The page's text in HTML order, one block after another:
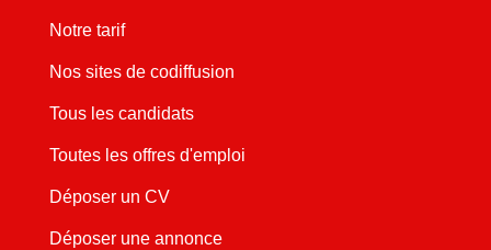
Notre tarif
Nos sites de codiffusion
Tous les candidats
Toutes les offres d'emploi
Déposer un CV
Déposer une annonce